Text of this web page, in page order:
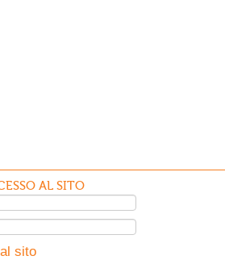
AL SITO
sito